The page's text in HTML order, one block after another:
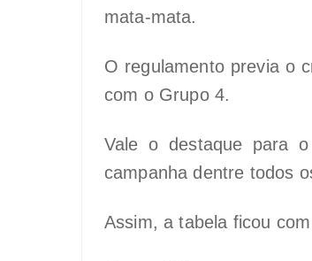
mata-mata.
O regulamento previa o
com o Grupo 4.
Vale o destaque para
campanha dentre todos
Assim, a tabela ficou